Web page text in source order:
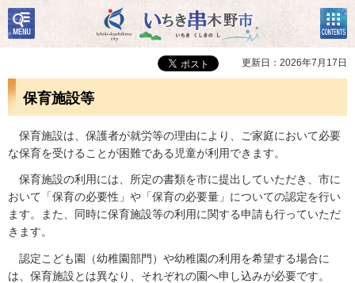
いちき串木野市
検
索・
共通
コン
テン
ツメ
ニュ
更新日：2026年7月17日
保育施設等
保育施設は、保護者が就労等の理由により、ご家庭において必要
な保育を受けることが困難である児童が利用できます。
保育施設の利用には、所定の書類を市に提出していただき、市に
おいて「保育の必要性」や「保育の必要量」についての認定を行い
ます。また、同時に保育施設等の利用に関する申請も行っていただ
きます。
認定こども園（幼稚園部門）や幼稚園の利用を希望する場合に
は、保育施設とは異なり、それぞれの園へ申し込みが必要です。